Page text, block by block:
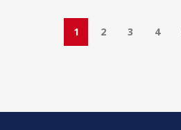
1 2 3 4